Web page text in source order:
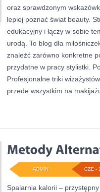
oraz sprawdzonym
lepiej poznać świat beauty.
edukacyjny i łączy w sobie
urodą. To blog dla
znaleźć zarówno konkretne
przydatne w pracy stylistki.
Profesjonalne triki
przede wszystkim na
CZE -
ADMIN
Spalarnia kalorii –